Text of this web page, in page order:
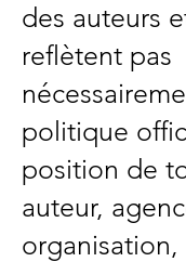
des auteurs
reflètent pas
politique
position de
auteur,